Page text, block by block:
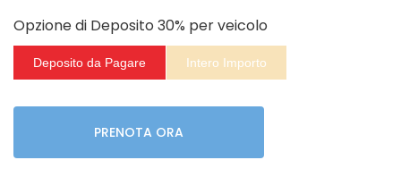
Opzione di Deposito 30% per veicolo
Deposito da Pagare Intero Importo
PRENOTA ORA